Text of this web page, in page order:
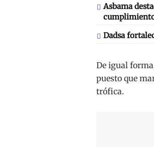
Asbama
Dadsa
De igual
puesto que
trófica.